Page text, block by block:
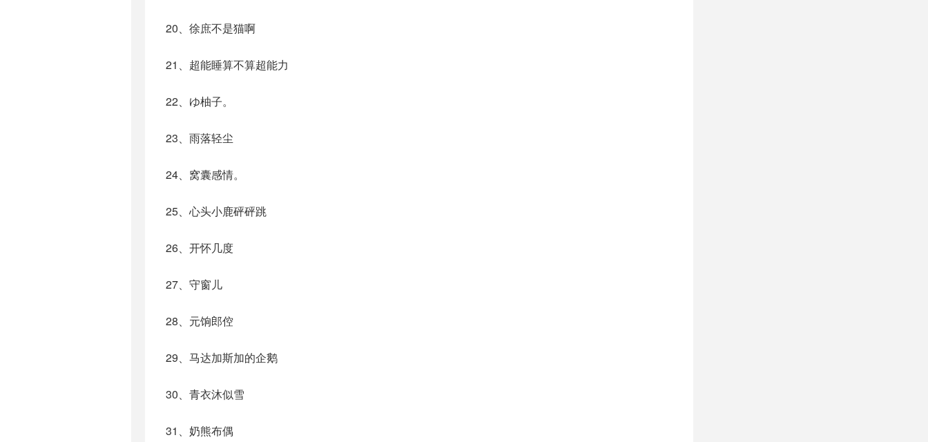
20、徐庶不是猫啊
21、超能睡算不算超能力
22、ゆ柚子。
23、雨落轻尘
24、窝囊感情。
25、心头小鹿砰砰跳
26、开怀几度
27、守窗儿
28、元饷郎倥
29、马达加斯加的企鹅
30、青衣沐似雪
31、奶熊布偶